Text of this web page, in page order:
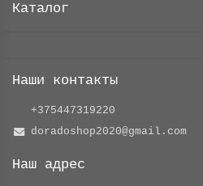
Каталог
Наши контакты
+375447319220
doradoshop2020@gmail.com
Наш адрес